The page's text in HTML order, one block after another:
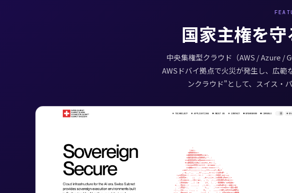
国家主権を
中央集権型クラウド（AWS / Azure /
AWSドバイ拠点で火災が発生し、広
ンクラウド"として、スイス・